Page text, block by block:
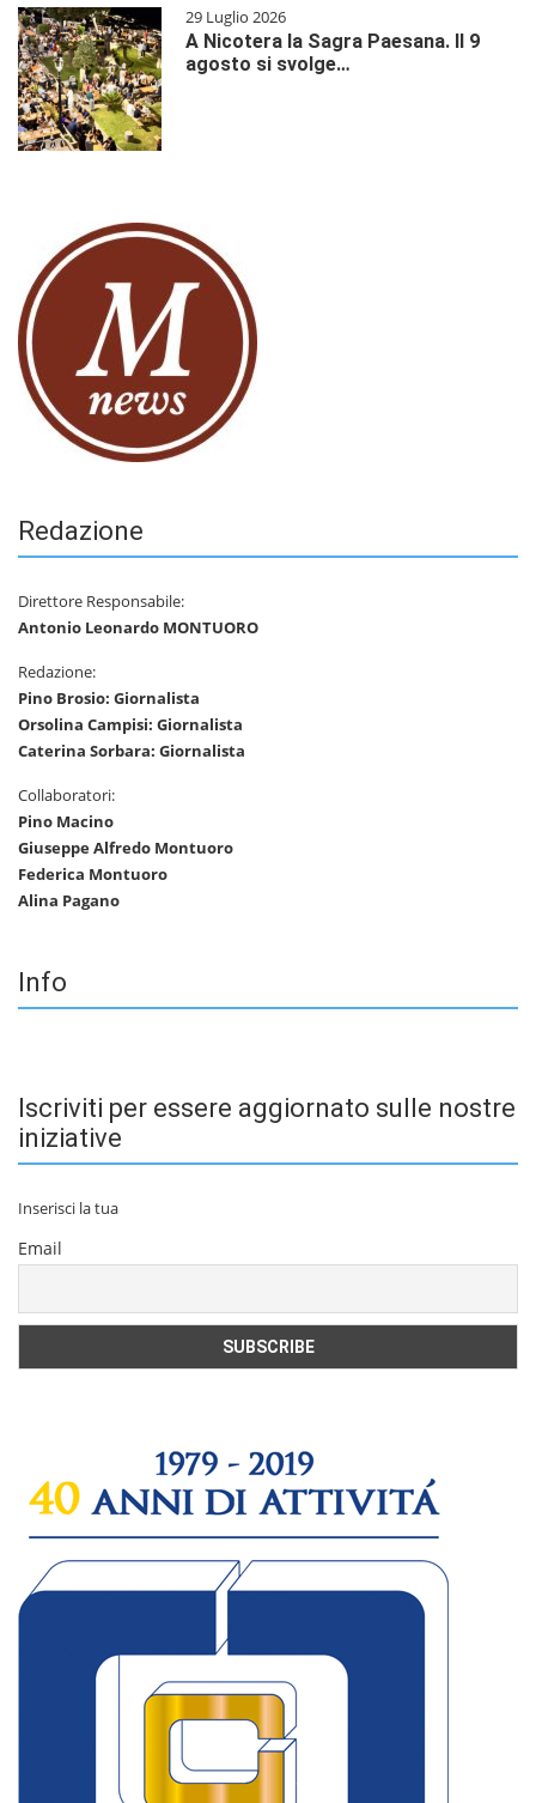
29 Luglio 2026
A Nicotera la Sagra Paesana. Il 9
agosto si svolge…
Redazione
Direttore Responsabile:
Antonio Leonardo MONTUORO
Redazione:
Pino Brosio: Giornalista
Orsolina Campisi: Giornalista
Caterina Sorbara: Giornalista
Collaboratori:
Pino Macino
Giuseppe Alfredo Montuoro
Federica Montuoro
Alina Pagano
Info
Iscriviti per essere aggiornato sulle nostre
iniziative
Inserisci la tua
Email